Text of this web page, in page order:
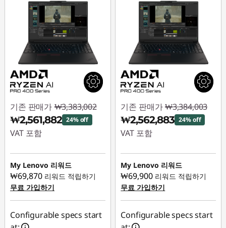
G
기존 판매가 ₩3,383,002
₩2,561,882 24% off
VAT 포함
즉시 할인: :-
₩821,120
My Lenovo 리워드
₩69,870 리워드 적립하기
무료 가입하기
Configurable specs start
기존 판매가 ₩3,384,003
₩2,562,883 24% off
VAT 포함
즉시 할인: :-
₩821,120
My Lenovo 리워드
₩69,900 리워드 적립하기
무료 가입하기
Configurable specs start